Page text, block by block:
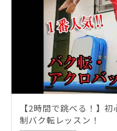
【2時間で跳べる！】
制バク転レッスン！